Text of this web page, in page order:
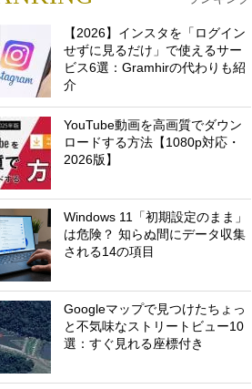
【2026】インスタを「ログイン
せずに見るだけ」で使えるサー
ビス6選：Gramhirの代わりも紹
介
YouTube動画を高画質でダウン
ロードする方法【1080p対応・
2026版】
Windows 11「初期設定のまま」
は危険？ 知らぬ間にデータ収集
される14の項目
Googleマップで見つけたちょっ
と不気味なストリートビュー10
選：すぐ見れる座標付き